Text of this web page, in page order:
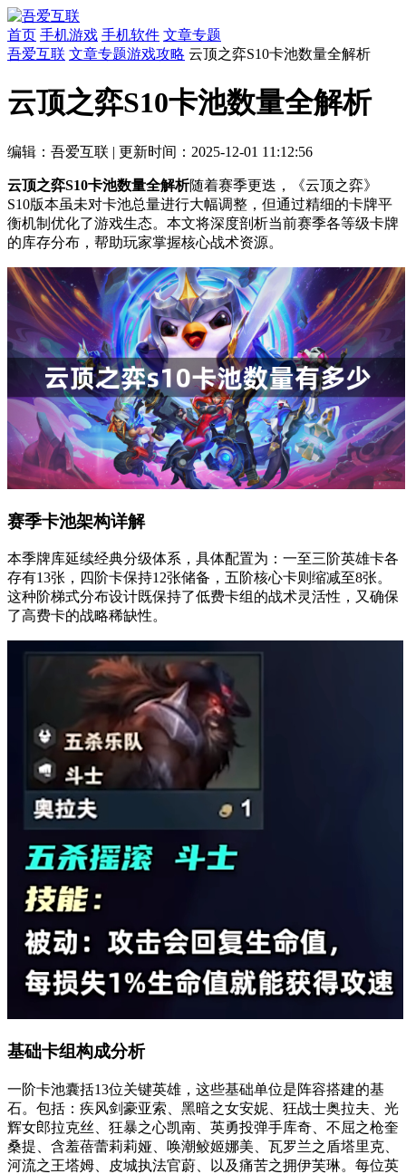
首页 手机游戏 手机软件 文章专题
吾爱互联 文章专题游戏攻略 云顶之弈S10卡池数量全解析
云顶之弈S10卡池数量全解析
编辑：吾爱互联 | 更新时间：2025-12-01 11:12:56
云顶之弈S10卡池数量全解析随着赛季更迭，《云顶之弈》
S10版本虽未对卡池总量进行大幅调整，但通过精细的卡牌平
衡机制优化了游戏生态。本文将深度剖析当前赛季各等级卡牌
的库存分布，帮助玩家掌握核心战术资源。
赛季卡池架构详解
本季牌库延续经典分级体系，具体配置为：一至三阶英雄卡各
存有13张，四阶卡保持12张储备，五阶核心卡则缩减至8张。
这种阶梯式分布设计既保持了低费卡组的战术灵活性，又确保
了高费卡的战略稀缺性。
基础卡组构成分析
一阶卡池囊括13位关键英雄，这些基础单位是阵容搭建的基
石。包括：疾风剑豪亚索、黑暗之女安妮、狂战士奥拉夫、光
辉女郎拉克丝、狂暴之心凯南、英勇投弹手库奇、不屈之枪奎
桑提、含羞蓓蕾莉莉娅、唤潮鲛姬娜美、瓦罗兰之盾塔里克、
河流之王塔姆、皮城执法官蔚、以及痛苦之拥伊芙琳。每位英